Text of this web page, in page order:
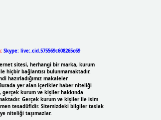
Skype: live:.cid.575569c608265c69
sitesi, herhangi bir marka, kurum
hiçbir bağlantısı bulunmamaktadır.
hazırladığımız makaleler
yer alan içerikler haber niteliği
gerçek kurum ve kişiler hakkında
Gerçek kurum ve kişiler ile isim
tesadüfidir. Sitemizdeki bilgiler taslak
niteliği taşımazlar.